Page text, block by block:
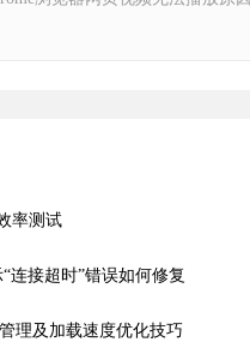
率测试
连接超时”错误如何修复
理及加载速度优化技巧